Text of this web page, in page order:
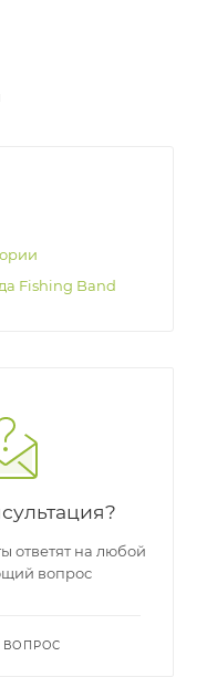
Fishing Band
ответят на любой
вопрос
ВОПРОС